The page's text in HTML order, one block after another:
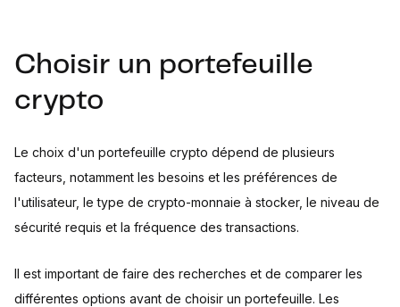
Choisir un portefeuille
crypto
Le choix d'un portefeuille crypto dépend de plusieurs
facteurs, notamment les besoins et les préférences de
l'utilisateur, le type de crypto-monnaie à stocker, le niveau de
sécurité requis et la fréquence des transactions.
Il est important de faire des recherches et de comparer les
différentes options avant de choisir un portefeuille. Les